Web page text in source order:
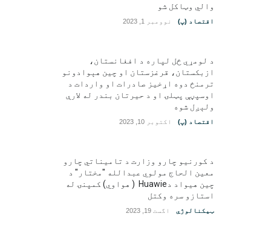
والي وټاکل شو
اقتصاد (پ) نوومبر 1, 2023
د لومړي ځل لپاره د افغانستان،
ازبکستان، قرغزستان او چین هېوادونو
ترمنځ دوه اړخیز صادرات او واردات د
اوسپڼې پټلۍ او د حیرتان بندر له لارې
ولېږل شوه
اقتصاد (پ) اکتوبر 10, 2023
د کورنیو چارو وزارت د تامیناتي چارو
معین الحاج مولوي عبدالله "مختار" د
چین هیواد دHuawie ( هواوي) کمپنۍ له
استازو سره وکتل
ټیکنالوژي اگست 19, 2023